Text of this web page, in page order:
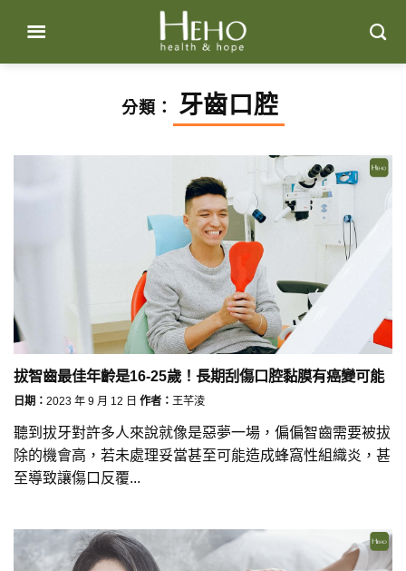
content
分類： 牙齒口腔
拔智齒最佳年齡是16-25歲！長期刮傷口腔黏膜有癌變可能
日期： 2023 年 9 月 12 日 作者： 王芊淩
聽到拔牙對許多人來說就像是惡夢一場，偏偏智齒需要被拔
除的機會高，若未處理妥當甚至可能造成蜂窩性組織炎，甚
至導致讓傷口反覆...